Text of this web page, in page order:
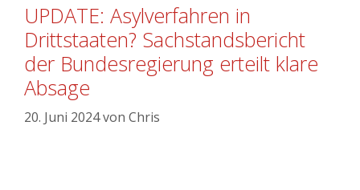
UPDATE: Asylverfahren in
Drittstaaten? Sachstandsbericht
der Bundesregierung erteilt klare
Absage
20. Juni 2024von Chris